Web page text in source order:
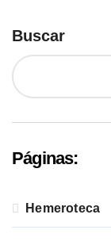
Buscar
Páginas:
Hemeroteca